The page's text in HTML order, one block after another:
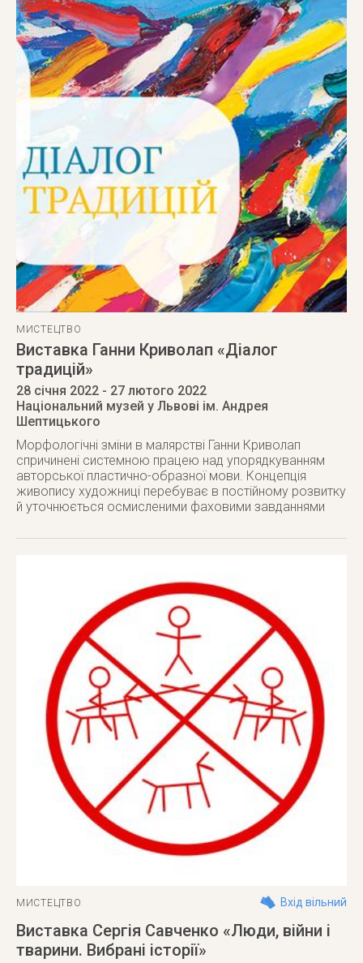
МИСТЕЦТВО
Виставка Ганни Криволап «Діалог
традицій»
28 січня 2022 - 27 лютого 2022
Національний музей у Львові ім. Андрея
Шептицького
Морфологічні зміни в малярстві Ганни Криволап
спричинені системною працею над упорядкуванням
авторської пластично-образної мови. Концепція
живопису художниці перебуває в постійному розвитку
й уточнюється осмисленими фаховими завданнями
МИСТЕЦТВО Вхід вільний
Виставка Сергія Савченко «Люди, війни і
тварини. Вибрані історії»